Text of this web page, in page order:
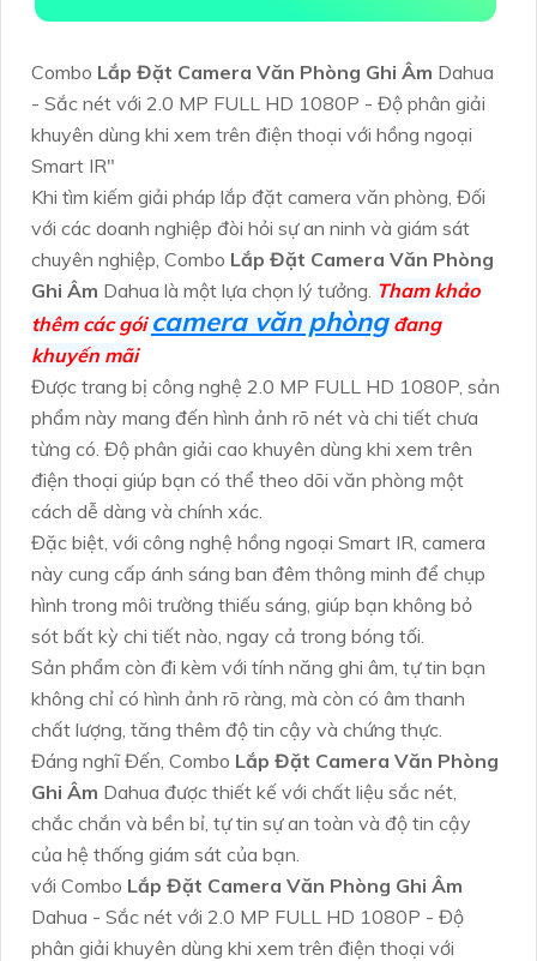
Combo Lắp Đặt Camera Văn Phòng Ghi Âm Dahua
- Sắc nét với 2.0 MP FULL HD 1080P - Độ phân giải
khuyên dùng khi xem trên điện thoại với hồng ngoại
Smart IR"
Khi tìm kiếm giải pháp lắp đặt camera văn phòng, Đối
với các doanh nghiệp đòi hỏi sự an ninh và giám sát
chuyên nghiệp, Combo Lắp Đặt Camera Văn Phòng
Ghi Âm Dahua là một lựa chọn lý tưởng. Tham khảo
thêm các gói camera văn phòngđang
khuyến mãi
Được trang bị công nghệ 2.0 MP FULL HD 1080P, sản
phẩm này mang đến hình ảnh rõ nét và chi tiết chưa
từng có. Độ phân giải cao khuyên dùng khi xem trên
điện thoại giúp bạn có thể theo dõi văn phòng một
cách dễ dàng và chính xác.
Đặc biệt, với công nghệ hồng ngoại Smart IR, camera
này cung cấp ánh sáng ban đêm thông minh để chụp
hình trong môi trường thiếu sáng, giúp bạn không bỏ
sót bất kỳ chi tiết nào, ngay cả trong bóng tối.
Sản phẩm còn đi kèm với tính năng ghi âm, tự tin bạn
không chỉ có hình ảnh rõ ràng, mà còn có âm thanh
chất lượng, tăng thêm độ tin cậy và chứng thực.
Đáng nghĩ Đến, Combo Lắp Đặt Camera Văn Phòng
Ghi Âm Dahua được thiết kế với chất liệu sắc nét,
chắc chắn và bền bỉ, tự tin sự an toàn và độ tin cậy
của hệ thống giám sát của bạn.
với Combo Lắp Đặt Camera Văn Phòng Ghi Âm
Dahua - Sắc nét với 2.0 MP FULL HD 1080P - Độ
phân giải khuyên dùng khi xem trên điện thoại với